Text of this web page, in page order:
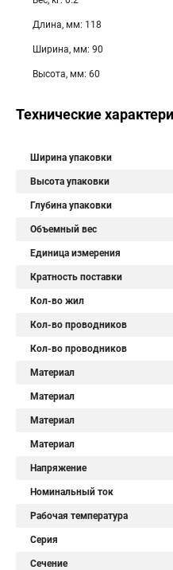
Длина, мм: 118
Ширина, мм: 90
Высота, мм: 60
Технические
Ширина упаковки
Высота упаковки
Глубина упаковки
Объемный вес
Единица измерения
Кратность поставки
Кол-во жил
Кол-во проводников
Кол-во проводников
Материал
Материал
Материал
Материал
Напряжение
Номинальный ток
Рабочая температура
Серия
Сечение